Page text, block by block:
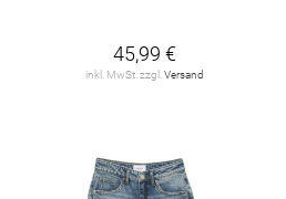
45,99 €
inkl. MwSt. zzgl. Versand